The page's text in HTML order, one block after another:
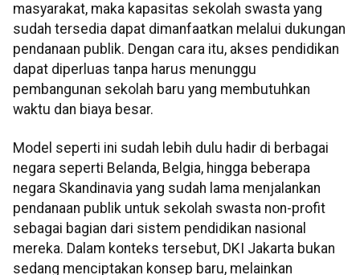
masyarakat, maka kapasitas sekolah swasta yang
sudah tersedia dapat dimanfaatkan melalui dukungan
pendanaan publik. Dengan cara itu, akses pendidikan
dapat diperluas tanpa harus menunggu
pembangunan sekolah baru yang membutuhkan
waktu dan biaya besar.
Model seperti ini sudah lebih dulu hadir di berbagai
negara seperti Belanda, Belgia, hingga beberapa
negara Skandinavia yang sudah lama menjalankan
pendanaan publik untuk sekolah swasta non-profit
sebagai bagian dari sistem pendidikan nasional
mereka. Dalam konteks tersebut, DKI Jakarta bukan
sedang menciptakan konsep baru, melainkan